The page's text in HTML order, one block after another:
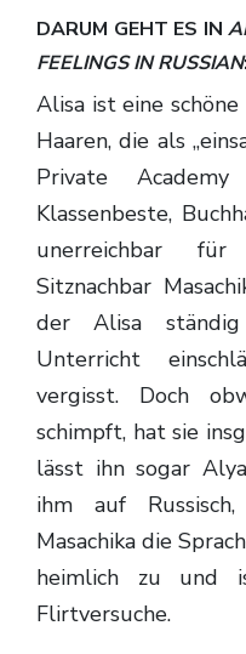
DARUM GEHT ES IN
FEELINGS IN RUSSIAN:
Alisa ist eine schöne Halb-Russin mit silbernen
Haaren, die als
Private
Klassenbeste,
unerreichbar
Sitznachbar
der Alisa
Unterricht
vergisst. Doch
schimpft, hat sie
lässt ihn sogar
ihm auf
Masachika die
heimlich zu und
Flirtversuche.